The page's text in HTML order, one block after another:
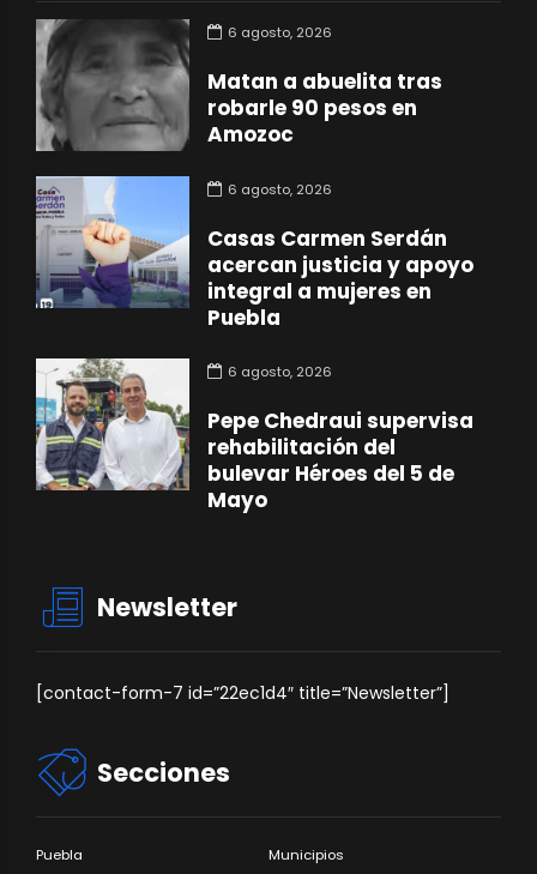
6 agosto, 2026
Matan a abuelita tras
robarle 90 pesos en
Amozoc
6 agosto, 2026
Casas Carmen Serdán
acercan justicia y apoyo
integral a mujeres en
Puebla
6 agosto, 2026
Pepe Chedraui supervisa
rehabilitación del
bulevar Héroes del 5 de
Mayo
Newsletter
[contact-form-7 id=”22ec1d4″ title=”Newsletter”]
Secciones
Puebla Municipios